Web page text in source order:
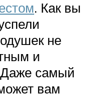
. Как вы
не
и
самый
вам